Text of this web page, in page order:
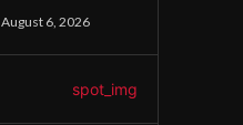
August 6, 2026